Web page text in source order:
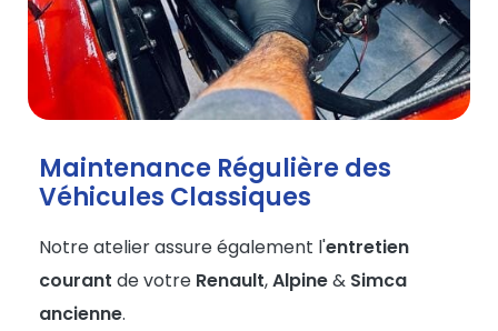
Maintenance Régulière des
Véhicules Classiques
Notre atelier assure également l'entretien
courant de votre Renault,Alpine& Simca
ancienne.